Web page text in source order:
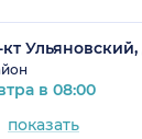
Ульяновский,
в 08:00
показать